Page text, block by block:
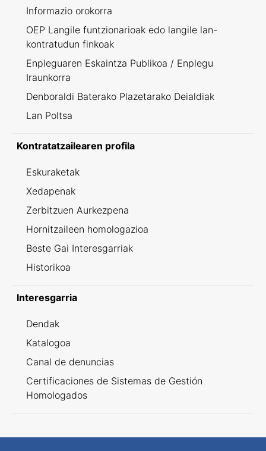
Informazio orokorra
OEP Langile funtzionarioak edo langile lan-
kontratudun finkoak
Enpleguaren Eskaintza Publikoa / Enplegu
Iraunkorra
Denboraldi Baterako Plazetarako Deialdiak
Lan Poltsa
Kontratatzailearen profila
Eskuraketak
Xedapenak
Zerbitzuen Aurkezpena
Hornitzaileen homologazioa
Beste Gai Interesgarriak
Historikoa
Interesgarria
Dendak
Katalogoa
Canal de denuncias
Certificaciones de Sistemas de Gestión
Homologados